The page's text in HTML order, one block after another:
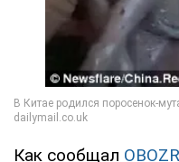
Как сообщал